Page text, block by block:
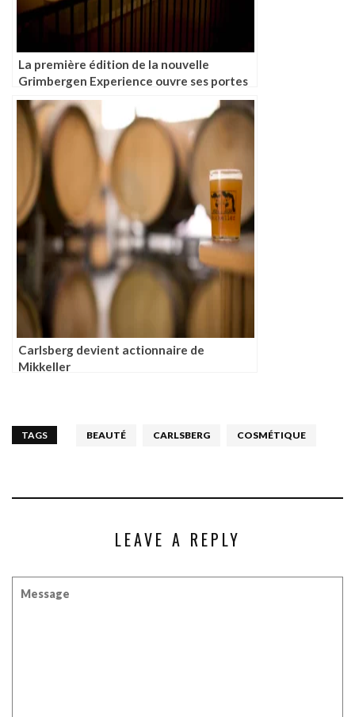
La première édition de la nouvelle
Grimbergen Experience ouvre ses portes
aux visiteurs
Carlsberg devient actionnaire de
Mikkeller
TAGS BEAUTÉ CARLSBERG COSMÉTIQUE
LEAVE A REPLY